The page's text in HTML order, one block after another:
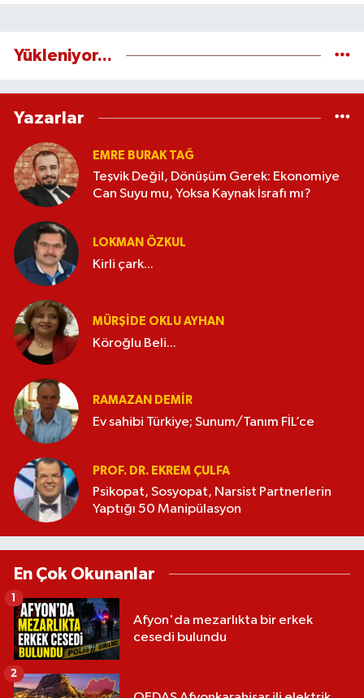
Yükleniyor...
Yazarlar
EMRE BURAK TAĞ
Teşvik Değil, Dönüşüm Gerek: Ekonomiye
Can Suyu mu, Yoksa Kaynak İsrafı mı?
LOKMAN ÖZKUL
Kirli çark...
MÜRŞIDE OKLU AYHAN
Köroğlu Beli...
RAMAZAN DEMİR
Ev sahibi Türkiye; Sunum/Tanım FİL’ce
PROF. DR. EKREM ÇULFA
Psikopat, Sosyopat, Narsist Partnerlerin
Yaptığı 50 Manipülasyon
En Çok Okunanlar
Afyon'da mezarlıkta bir erkek
cesedi bulundu
1
2